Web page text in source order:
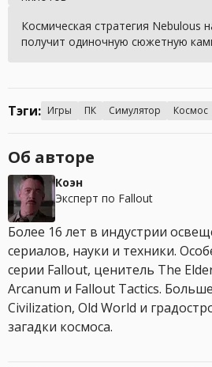
Космическая стратегия Nebulous
получит одиночную сюжетную
Тэги: Игры ПК Симулятор Космос
Об авторе
Коэн
Эксперт по Fallout
Более 16 лет в индустрии
сериалов, науки и техники.
серии Fallout, ценитель The
Arcanum и Fallout Tactics.
Civilization, Old World и
загадки космоса.